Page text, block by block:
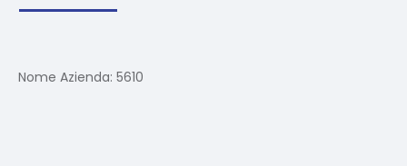
Nome Azienda: 5610